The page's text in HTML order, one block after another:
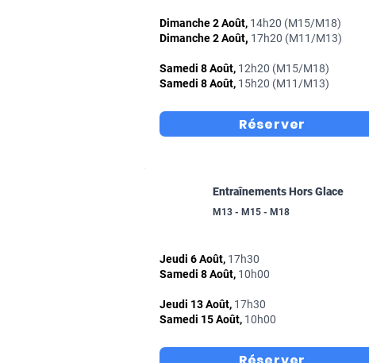
Dimanche 2 Août, 14h20 (M15/M18)
Dimanche 2 Août, 17h20 (M11/M13)
Samedi 8 Août, 12h20 (M15/M18)
Samedi 8 Août, 15h20 (M11/M13)
Réserver
Entraînements Hors Glace
M13 - M15 - M18
Jeudi 6 Août, 17h30
Samedi 8 Août, 10h00
Jeudi 13 Août, 17h30
Samedi 15 Août, 10h00